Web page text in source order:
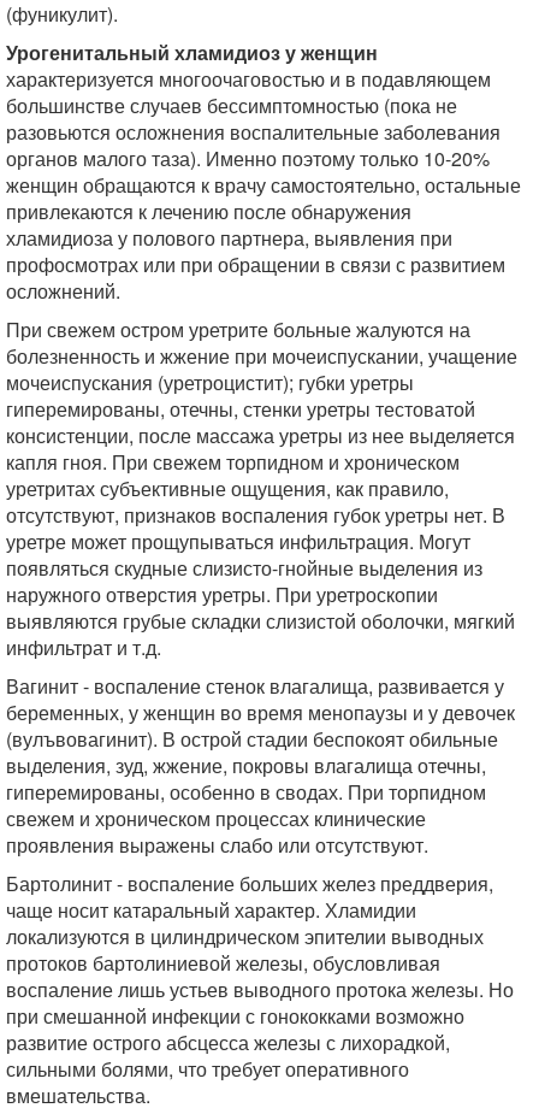
(фуникулит).
Урогенитальный хламидиоз у женщин
характеризуется многоочаговостью и в подавляющем
большинстве случаев бессимптомностью (пока не
разовьются осложнения воспалительные заболевания
органов малого таза). Именно поэтому только 10-20%
женщин обращаются к врачу самостоятельно, остальные
привлекаются к лечению после обнаружения
хламидиоза у полового партнера, выявления при
профосмотрах или при обращении в связи с развитием
осложнений.
При свежем остром уретрите больные жалуются на
болезненность и жжение при мочеиспускании, учащение
мочеиспускания (уретроцистит); губки уретры
гиперемированы, отечны, стенки уретры тестоватой
консистенции, после массажа уретры из нее выделяется
капля гноя. При свежем торпидном и хроническом
уретритах субъективные ощущения, как правило,
отсутствуют, признаков воспаления губок уретры нет. В
уретре может прощупываться инфильтрация. Могут
появляться скудные слизисто-гнойные выделения из
наружного отверстия уретры. При уретроскопии
выявляются грубые складки слизистой оболочки, мягкий
инфильтрат и т.д.
Вагинит - воспаление стенок влагалища, развивается у
беременных, у женщин во время менопаузы и у девочек
(вулъвовагинит). В острой стадии беспокоят обильные
выделения, зуд, жжение, покровы влагалища отечны,
гиперемированы, особенно в сводах. При торпидном
свежем и хроническом процессах клинические
проявления выражены слабо или отсутствуют.
Бартолинит - воспаление больших желез преддверия,
чаще носит катаральный характер. Хламидии
локализуются в цилиндрическом эпителии выводных
протоков бартолиниевой железы, обусловливая
воспаление лишь устьев выводного протока железы. Но
при смешанной инфекции с гонококками возможно
развитие острого абсцесса железы с лихорадкой,
сильными болями, что требует оперативного
вмешательства.